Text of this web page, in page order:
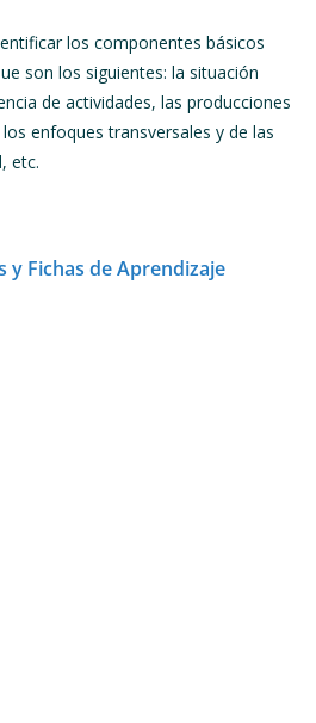
los componentes básicos
son los siguientes: la situación
de actividades, las producciones
enfoques transversales y de las
etc.
y Fichas de Aprendizaje